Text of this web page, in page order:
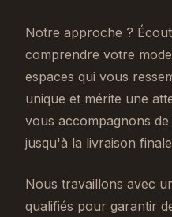
Notre approche ?
comprendre votre
espaces qui vous
unique et mérite une
vous accompagnons
jusqu'à la livraison
Nous travaillons avec
qualifiés pour garantir